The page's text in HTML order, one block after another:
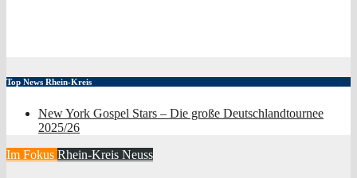
Top News Rhein-Kreis
New York Gospel Stars – Die große Deutschlandtournee
2025/26
Im Fokus Rhein-Kreis Neuss